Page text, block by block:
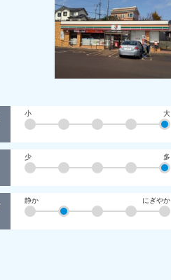
小 大
少 多
静か にぎやか